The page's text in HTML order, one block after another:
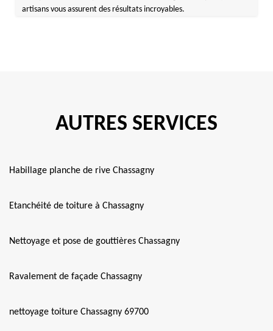
artisans vous assurent des résultats incroyables.
AUTRES SERVICES
Habillage planche de rive Chassagny
Etanchéité de toiture à Chassagny
Nettoyage et pose de gouttières Chassagny
Ravalement de façade Chassagny
nettoyage toiture Chassagny 69700